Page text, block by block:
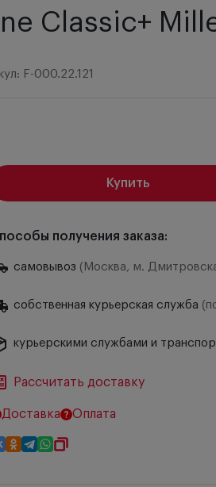
Classic+
F-000.22.121
Купить
получения заказа:
самовывоз (Москва, м.
собственная курьерская служба
курьерскими службами и
Рассчитать доставку
Доставка Оплата